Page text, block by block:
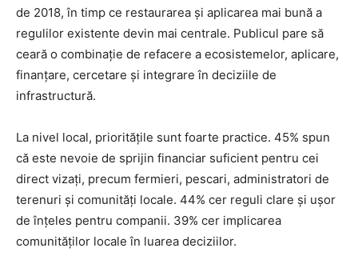
de 2018, în timp ce restaurarea și aplicarea mai bună a
regulilor existente devin mai centrale. Publicul pare să
ceară o combinație de refacere a ecosistemelor, aplicare,
finanțare, cercetare și integrare în deciziile de
infrastructură.
La nivel local, prioritățile sunt foarte practice. 45% spun
că este nevoie de sprijin financiar suficient pentru cei
direct vizați, precum fermieri, pescari, administratori de
terenuri și comunități locale. 44% cer reguli clare și ușor
de înțeles pentru companii. 39% cer implicarea
comunităților locale în luarea deciziilor.